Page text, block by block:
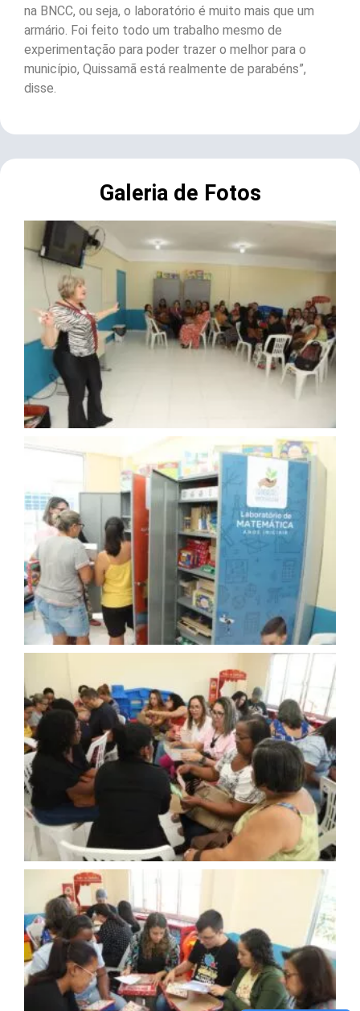
na BNCC, ou seja, o laboratório é muito mais que um
armário. Foi feito todo um trabalho mesmo de
experimentação para poder trazer o melhor para o
município, Quissamã está realmente de parabéns”,
disse.
Galeria de Fotos